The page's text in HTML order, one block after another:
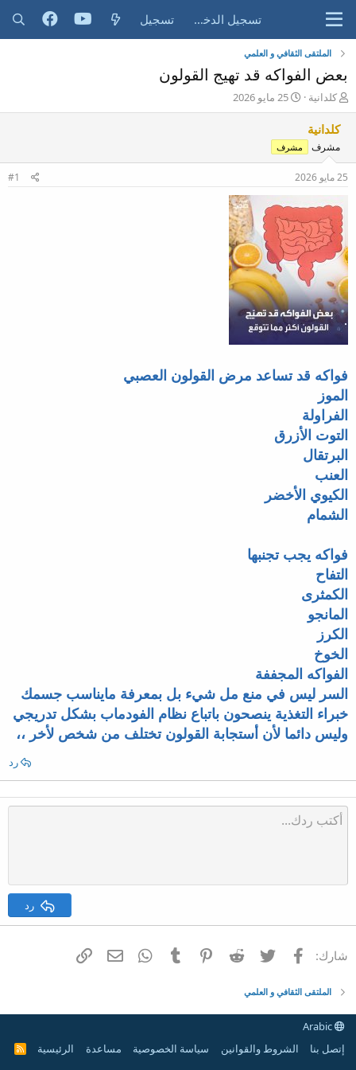
تسجيل الدخول تسجيل
الملتقى الثقافي و العلمي
بعض الفواكه قد تهيج القولون
ب
ا
د
ا
ل
م
و
ض
و
ع
كلدانية
ت
ا
ي
خ
ا
د
ء
25 مايو 2026
كلدانية
مشرف مشرف
25 مايو 2026 #1
فواكه قد تساعد مرض القولون العصبي
الموز
الفراولة
التوت الأزرق
البرتقال
العنب
الكيوي الأخضر
الشمام
فواكه يجب تجنبها
التفاح
الكمثرى
المانجو
الكرز
الخوخ
الفواكه المجففة
السر ليس في منع مل شيء بل بمعرفة مايناسب جسمك
خبراء التغذية ينصحون باتباع نظام الفودماب بشكل تدريجي
وليس دائما لأن أستجابة القولون تختلف من شخص لأخر ،،
رد
رد
شارك: فيسبوك تويتر Reddit
Pinterest
Tumblr
WhatsAppالبريد الإلكتروني
الملتقى الثقافي و العلمي
إتصل بنا
الشروط والقوانين سياسة الخصوصية مساعدة الرئيسية
R